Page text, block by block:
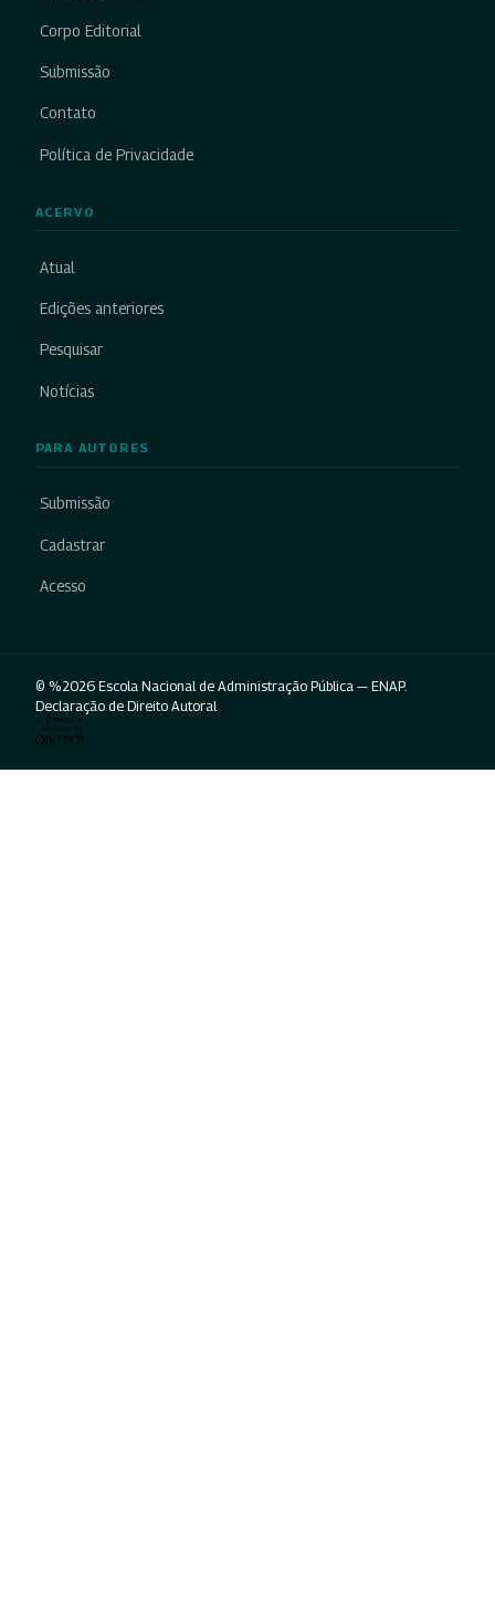
Corpo Editorial
Submissão
Contato
Política de Privacidade
ACERVO
Atual
Edições anteriores
Pesquisar
Notícias
PARA AUTORES
Submissão
Cadastrar
Acesso
© %2026 Escola Nacional de Administração Pública — ENAP.
Declaração de Direito Autoral